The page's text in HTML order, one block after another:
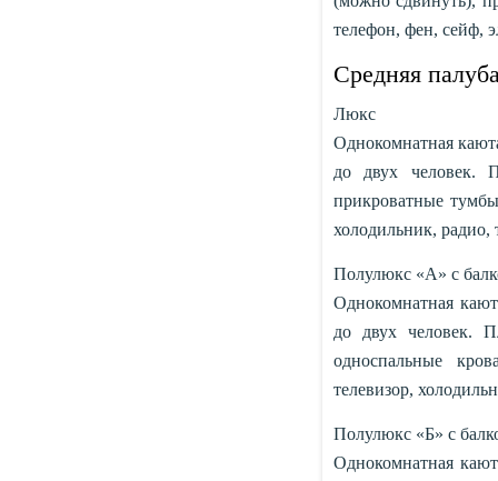
телефон, фен, сейф,
Средняя
Люкс
Однокомнатная
до двух человек.
прикроватные
холодильник, радио,
Полулюкс «А» с
Однокомнатная
до двух человек.
односпальные
телевизор,
Полулюкс «Б» с
Однокомнатная